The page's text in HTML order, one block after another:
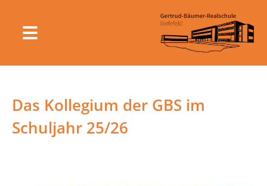
Das Kollegium der GBS im
Schuljahr 25/26